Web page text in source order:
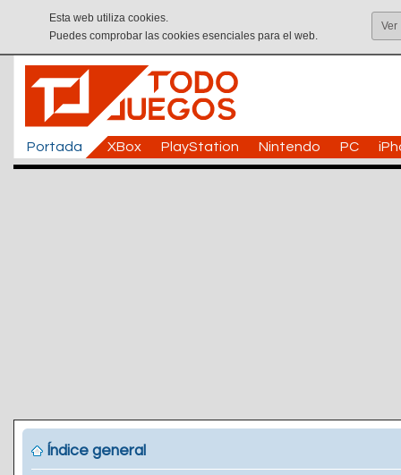
Esta web utiliza cookies.
Puedes comprobar las cookies esenciales para el web.
Ver
Portada XBox PlayStation Nintendo PC
Índice general